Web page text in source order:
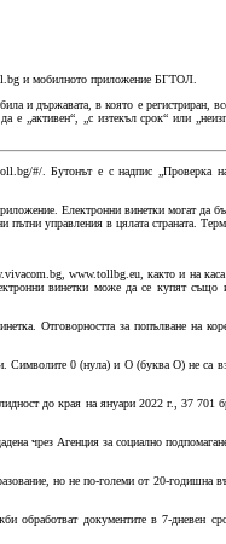
и мобилното приложение БГТОЛ.
и държавата, в която е регистриран,
„с изтекъл срок“ или
#/. Бутонът е с надпис „Проверка
Електронни винетки могат да
управления в цялата страната.
www.tollbg.eu, както и на
винетки може да се купят също и
Отговорността за попълване на
Символите 0 (нула) и О (буква О) не са
до края на януари 2022 г., 37 701
чрез Агенция за социално
но не по-големи от 20-годишна
обработват документите в 7-дневен